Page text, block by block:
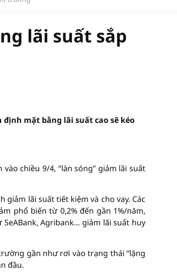
yên?
một đêmlãi suất sắp
mặt bằng lãi suất cao sẽ kéo
chiều 9/4, “làn sóng” giảm lãi suất
giảm lãi suất tiết kiệm và cho vay. Các
phổ biến từ 0,2% đến gần 1%/năm,
Agribank... giảm lãi suất huy
gần như rơi vào trạng thái “lặng
đầu.